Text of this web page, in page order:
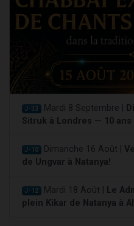
J-33 Mardi 8 Septembre |
Sitruk à Londres — 10 ans
J-10 Dimanche 16 Août |
de Ungvar à Natanya!
J-12 Mardi 18 Août |
Le
plein Kikar de Natanya à